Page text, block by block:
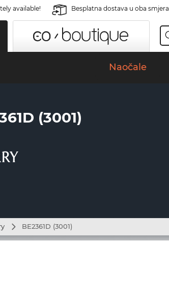
available! Besplatna dostava u oba smjera
Naočale
(3001)
BE2361D (3001)